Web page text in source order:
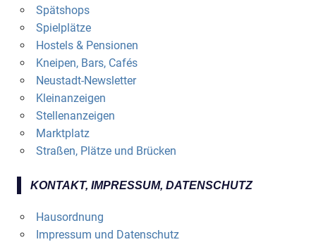
Spätshops
Spielplätze
Hostels & Pensionen
Kneipen, Bars, Cafés
Neustadt-Newsletter
Kleinanzeigen
Stellenanzeigen
Marktplatz
Straßen, Plätze und Brücken
KONTAKT, IMPRESSUM, DATENSCHUTZ
Hausordnung
Impressum und Datenschutz